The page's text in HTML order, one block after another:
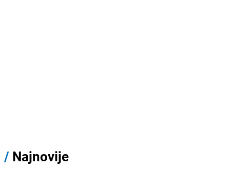
/ Najnovije